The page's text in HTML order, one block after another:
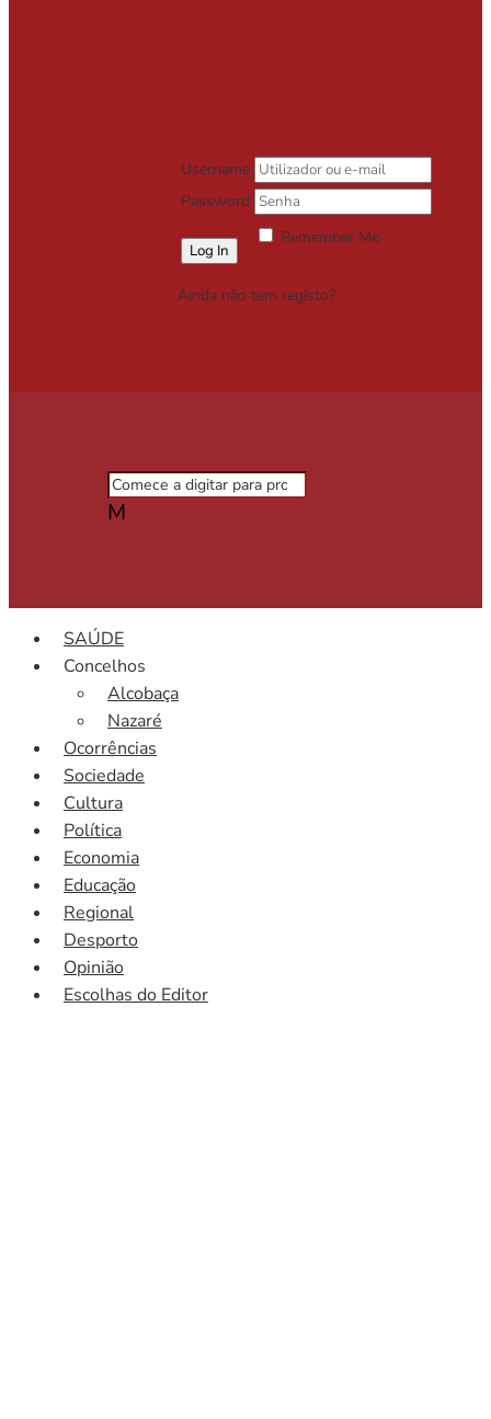
Username
Password
Remember Me
Ainda não tem registo?
M
SAÚDE
Concelhos
Alcobaça
Nazaré
Ocorrências
Sociedade
Cultura
Política
Economia
Educação
Regional
Desporto
Opinião
Escolhas do Editor